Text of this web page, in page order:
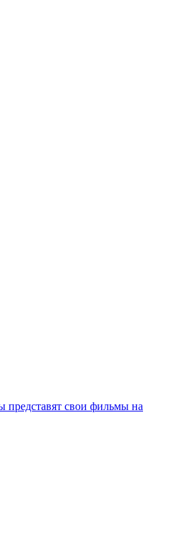
представят свои фильмы на